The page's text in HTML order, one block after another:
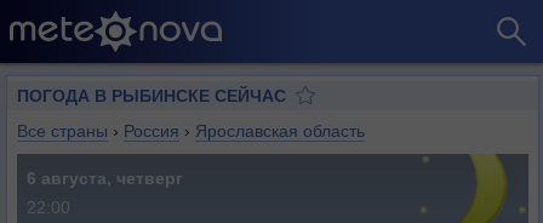
ПОГОДА В РЫБИНСКЕ СЕЙЧАС
Все страны › Россия › Ярославская область
6 августа, четверг
22:00